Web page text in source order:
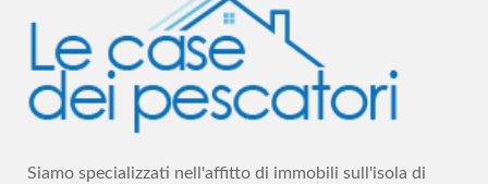
Siamo specializzati nell'affitto di immobili sull'isola di